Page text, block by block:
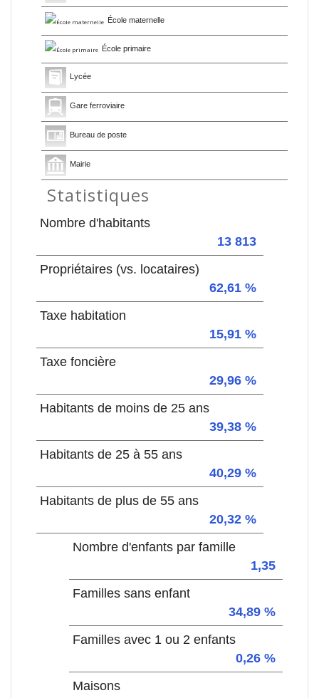
École maternelle
École primaire
Lycée
Gare ferroviaire
Bureau de poste
Mairie
Statistiques
Nombre d'habitants
13 813
Propriétaires (vs. locataires)
62,61 %
Taxe habitation
15,91 %
Taxe foncière
29,96 %
Habitants de moins de 25 ans
39,38 %
Habitants de 25 à 55 ans
40,29 %
Habitants de plus de 55 ans
20,32 %
Nombre d'enfants par famille
1,35
Familles sans enfant
34,89 %
Familles avec 1 ou 2 enfants
0,26 %
Maisons